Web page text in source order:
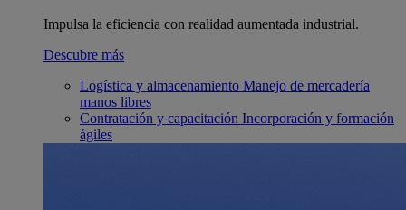
Impulsa la eficiencia con realidad aumentada industrial.
Descubre más
Logística y almacenamiento Manejo de mercadería
manos libres
Contratación y capacitación Incorporación y formación
ágiles